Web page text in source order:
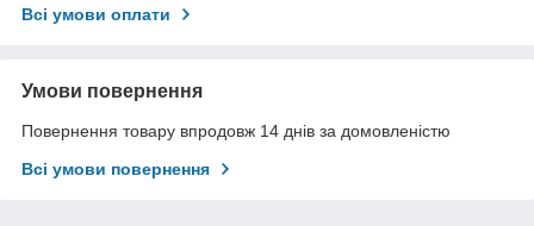
Всі умови оплати
Умови повернення
Повернення товару впродовж 14 днів за домовленістю
Всі умови повернення